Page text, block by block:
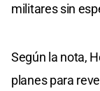
militares sin
Según la nota,
planes para